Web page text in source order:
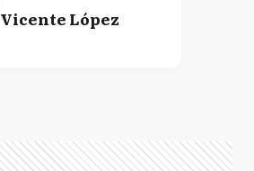
Vicente López